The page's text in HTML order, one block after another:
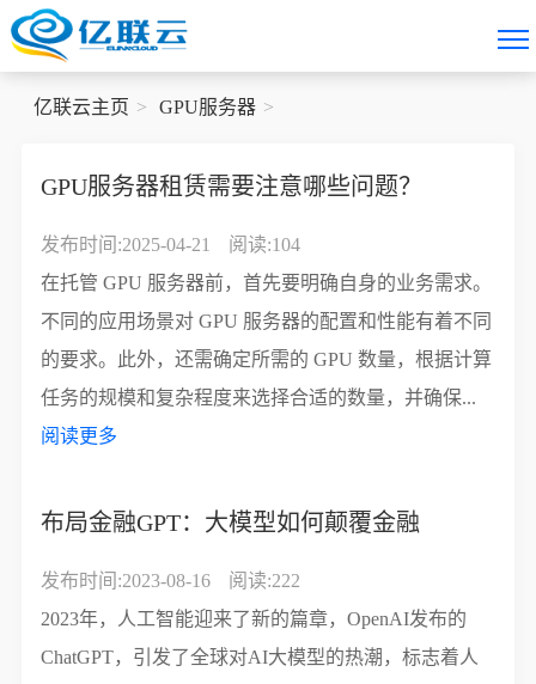
亿联云主页 GPU服务器
GPU服务器租赁需要注意哪些问题？
发布时间:2025-04-21
阅读:104
在托管 GPU 服务器前，首先要明确自身的业务需求。
不同的应用场景对 GPU 服务器的配置和性能有着不同
的要求。此外，还需确定所需的 GPU 数量，根据计算
任务的规模和复杂程度来选择合适的数量，并确保...
阅读更多
布局金融GPT：大模型如何颠覆金融
发布时间:2023-08-16
阅读:222
2023年，人工智能迎来了新的篇章，OpenAI发布的
ChatGPT，引发了全球对AI大模型的热潮，标志着人